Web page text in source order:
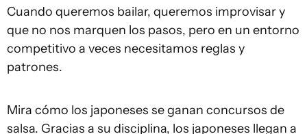
Cuando queremos bailar, queremos improvisar y
que no nos marquen los pasos, pero en un entorno
competitivo a veces necesitamos reglas y
patrones.
Mira cómo los japoneses se ganan concursos de
salsa. Gracias a su disciplina, los japoneses llegan a